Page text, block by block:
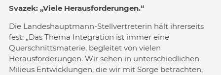
Svazek: „Viele Herausforderungen.“
Die Landeshauptmann-Stellvertreterin hält ihrerseits
fest: „Das Thema Integration ist immer eine
Querschnittsmaterie, begleitet von vielen
Herausforderungen. Wir sehen in unterschiedlichen
Milieus Entwicklungen, die wir mit Sorge betrachten,